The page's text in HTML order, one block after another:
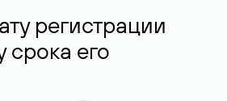
регистрации
срока его